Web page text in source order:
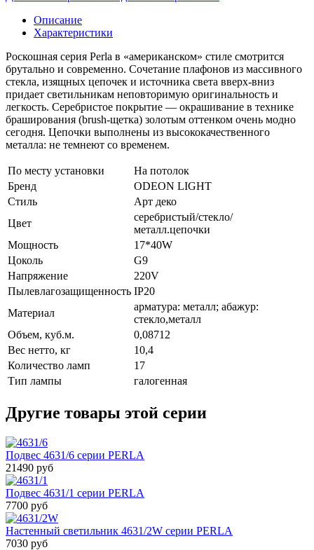
Описание
Характеристики
Роскошная серия Perla в «американском» стиле смотрится
брутально и современно. Сочетание плафонов из массивного
стекла, изящных цепочек и источника света вверх-вниз
придает светильникам неповторимую оригинальность и
легкость. Серебристое покрытие — окрашивание в технике
браширования (brush-щетка) золотым оттенком очень модно
сегодня. Цепочки выполнены из высококачественного
металла: не темнеют со временем.
По месту установки
На потолок
Бренд
ODEON LIGHT
Стиль
Арт деко
Цвет
серебристый/стекло/
металл.цепочки
Мощность
17*40W
Цоколь
G9
Напряжение
220V
Пылевлагозащищенность IP20
Материал
арматура: металл; абажур:
стекло,металл
Объем, куб.м.
0,08712
Вес нетто, кг
10,4
Количество ламп
17
Тип лампы
галогенная
Другие товары этой серии
Подвес 4631/6 серии PERLA
21490 руб
Подвес 4631/1 серии PERLA
7700 руб
Настенный светильник 4631/2W серии PERLA
7030 руб